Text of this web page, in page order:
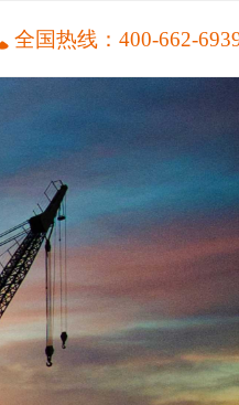
全国热线： 400-662-